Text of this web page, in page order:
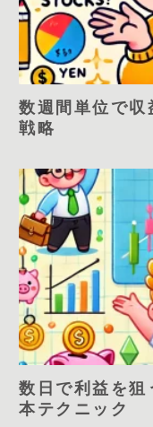
数週間単位で収
戦略
数日で利益を狙
本テクニック